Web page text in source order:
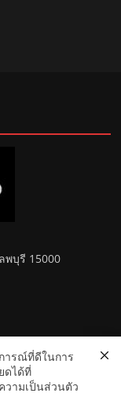
พบุรี 15000
คูล สถานีวิทยุ FM
ารณ์ที่ดีในการ
ดได้ที่
วามเป็นส่วนตัว